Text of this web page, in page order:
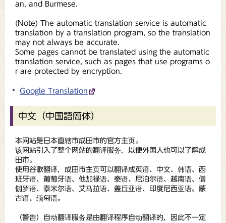
an, and Burmese.
(Note) The automatic translation service is automatic
translation by a translation program, so the translation
may not always be accurate.
Some pages cannot be translated using the automatic
translation service, such as pages that use programs o
r are protected by encryption.
Google Translation
中文（中国語簡体）
本网站是日本直辖市成田市的官方主页。
该网站引入了整个网站的翻译服务，以便外国人也可以了解成
田市。
使用谷歌翻译，成田市主页可以翻译成英语、中文、韩语、西
班牙语、葡萄牙语、他加禄语、泰语、尼泊尔语、越南语、僧
伽罗语、泰米尔语、艾马拉语、盖丘亚语、印度尼西亚语。蒙
古语、缅甸语。
（警告）自动翻译服务是由翻译程序自动翻译的，因此不一定